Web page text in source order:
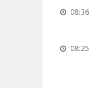
08:36
08:25